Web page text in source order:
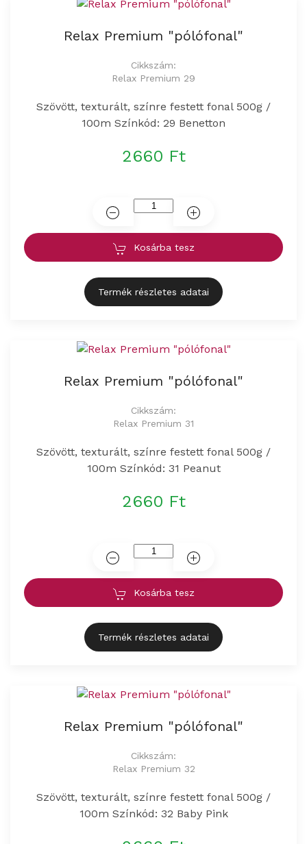
Relax Premium "pólófonal"
Cikkszám:
Relax Premium 29
Szövött, texturált, színre festett fonal 500g /
100m Színkód: 29 Benetton
2660 Ft
Kosárba tesz
Termék részletes adatai
Relax Premium "pólófonal"
Cikkszám:
Relax Premium 31
Szövött, texturált, színre festett fonal 500g /
100m Színkód: 31 Peanut
2660 Ft
Kosárba tesz
Termék részletes adatai
Relax Premium "pólófonal"
Cikkszám:
Relax Premium 32
Szövött, texturált, színre festett fonal 500g /
100m Színkód: 32 Baby Pink